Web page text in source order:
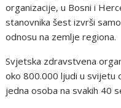
organizacije, u Bosni i
stanovnika šest izvrši
odnosu na zemlje regiona.
Svjetska zdravstvena
oko 800.000 ljudi u svijetu
jedna osoba na svakih 40